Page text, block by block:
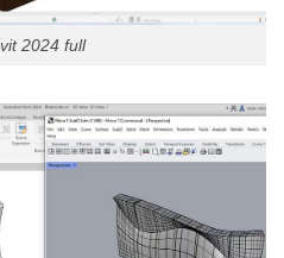
2024 full